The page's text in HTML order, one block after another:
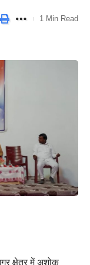
1 Min Read
क्षेत्र में अशोक